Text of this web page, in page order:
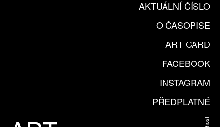
AKTUÁLNÍ ČÍSLO
O ČASOPISE
ART CARD
FACEBOOK
INSTAGRAM
PŘEDPLATNÉ